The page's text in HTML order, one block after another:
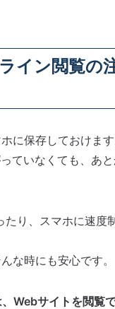
イン閲覧の
に保存しておけます
ていなくても、あ
り、スマホに速度
な時にも安心です。
Webサイトを閲覧